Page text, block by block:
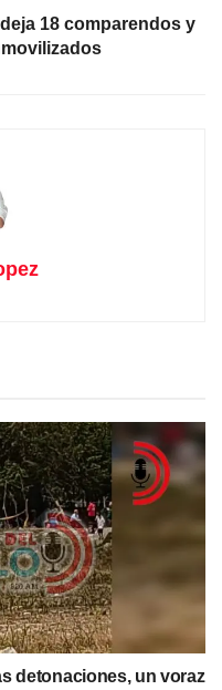
18 comparendos y
detonaciones, un voraz